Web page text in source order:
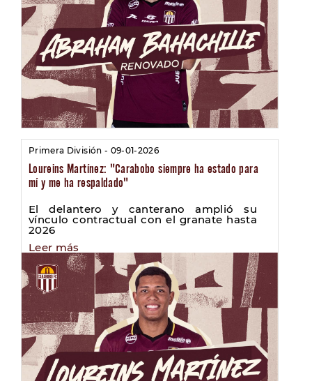
Primera División - 09-01-2026
Loureins Martínez: "Carabobo siempre ha estado para
mí y me ha respaldado"
El delantero y canterano amplió su
vínculo contractual con el granate hasta
2026
Leer más